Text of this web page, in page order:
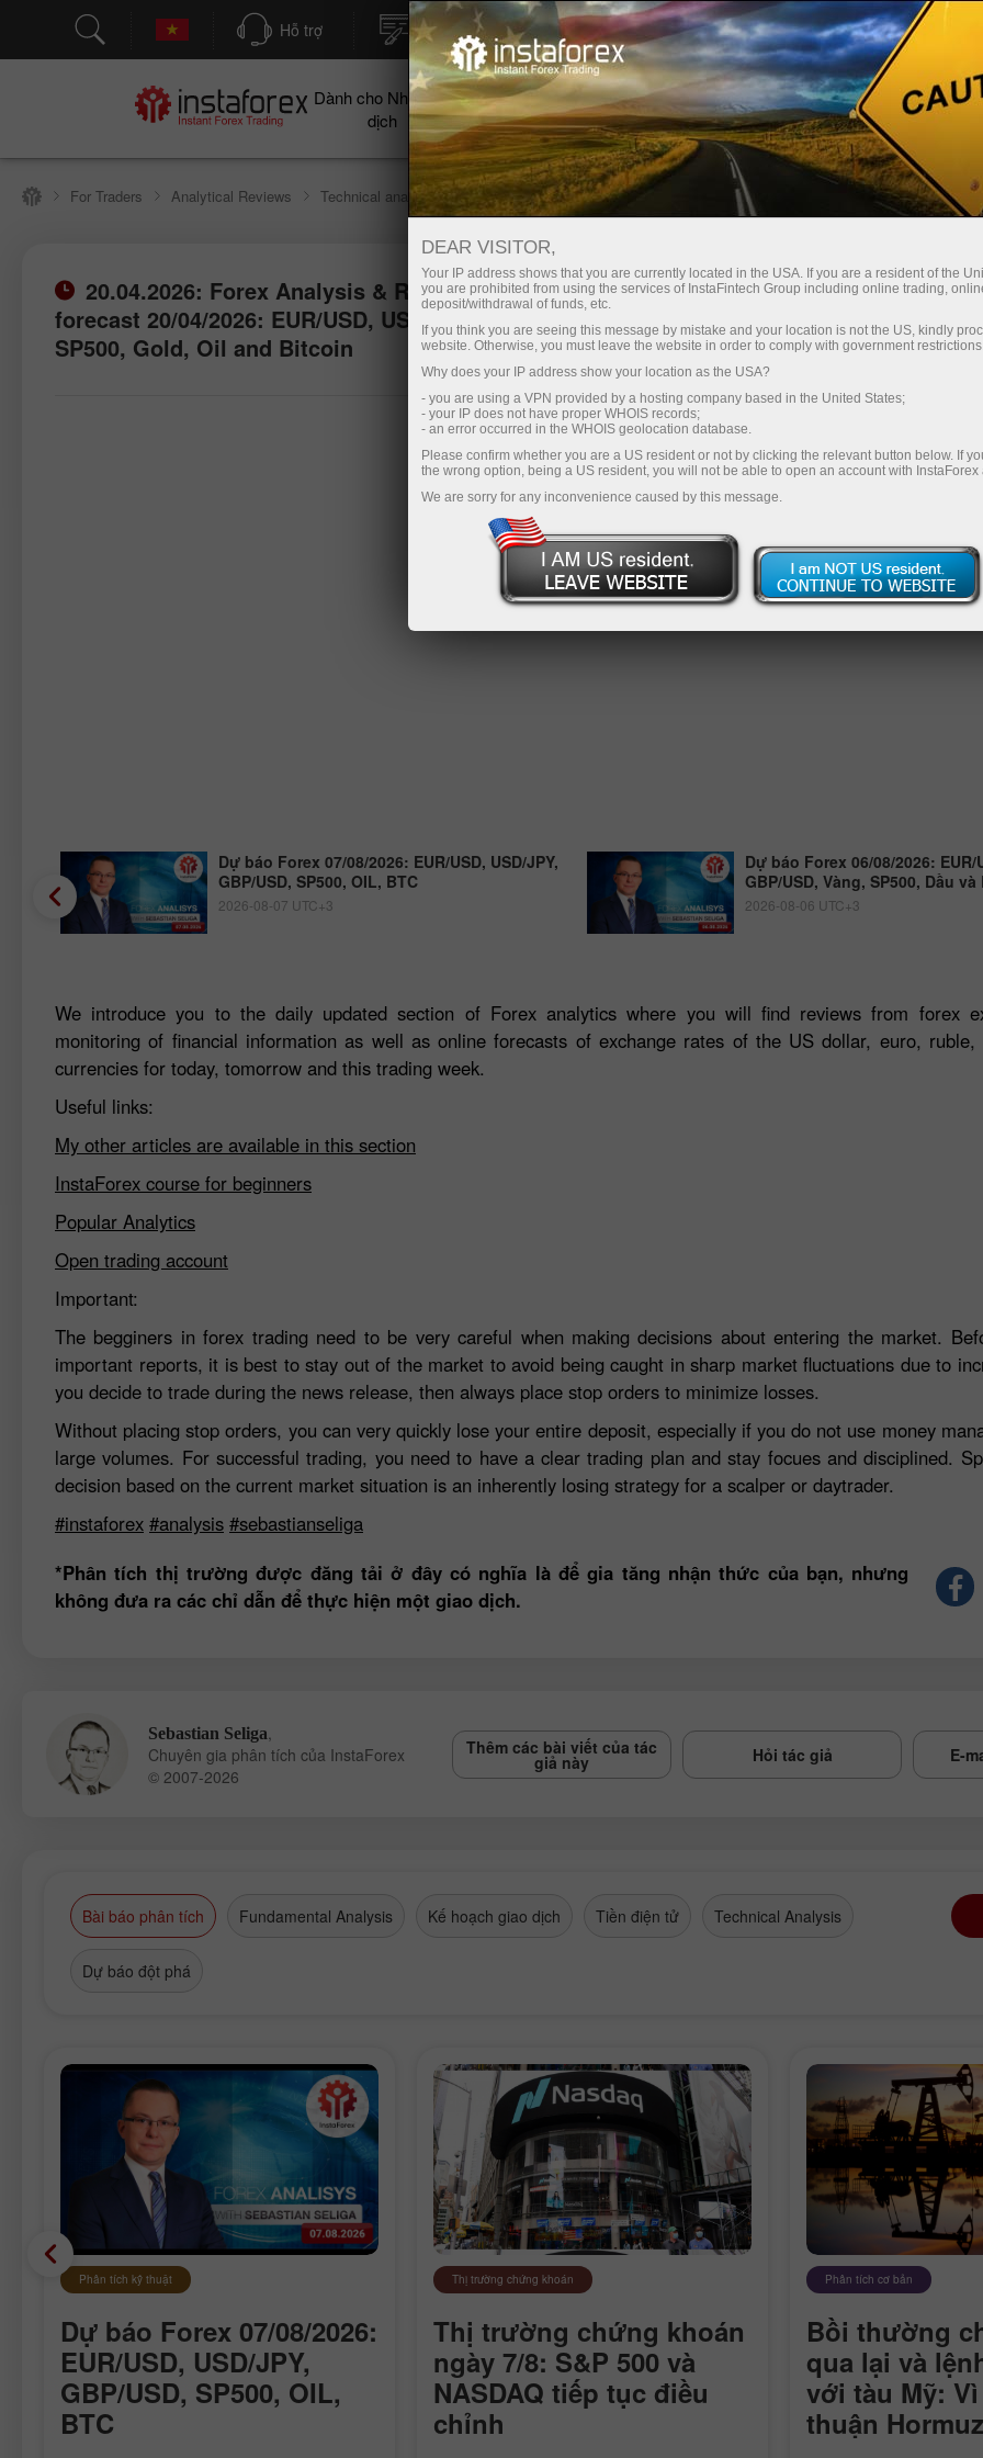
Hỗ trợ Mở tài khoản ngay lập tức Tải nền tảng giao dịch Metatrader
Dành cho Nhà giao
dịch
Cho người mới bắt
đầu
Dành cho nhà đầu
tư
Dành cho đối tác Các
For Traders Analytical Reviews Technical analysis
20.04.2026: Forex Analysis & Reviews: Forex
forecast 20/04/2026: EUR/USD, USD/JPY, GBP/USD,
SP500, Gold, Oil and Bitcoin
Dự báo Forex 07/08/2026: EUR/USD, USD/JPY,
GBP/USD, SP500, OIL, BTC
2026-08-07 UTC+3
Dự báo Forex 06/08/2026: EUR/
GBP/USD, Vàng, SP500, Dầu
2026-08-06 UTC+3
We introduce you to the daily updated section of Forex analytics where you will find reviews from forex
monitoring of financial information as well as online forecasts of exchange rates of the US dollar, euro,
currencies for today, tomorrow and this trading week.
Useful links:
My other articles are available in this section
InstaForex course for beginners
Popular Analytics
Open trading account
Important:
The begginers in forex trading need to be very careful when making decisions about entering the market.
important reports, it is best to stay out of the market to avoid being caught in sharp market fluctuations due to
you decide to trade during the news release, then always place stop orders to minimize losses.
Without placing stop orders, you can very quickly lose your entire deposit, especially if you do not use money
large volumes. For successful trading, you need to have a clear trading plan and stay focues and disciplined.
decision based on the current market situation is an inherently losing strategy for a scalper or daytrader.
#instaforex #analysis #sebastianseliga
*Phân tích thị trường được đăng tải ở đây có nghĩa là để gia tăng nhận thức của bạn, nhưng
không đưa ra các chỉ dẫn để thực hiện một giao dịch.
Sebastian Seliga
Chuyên gia phân tích của InstaForex
© 2007-2026
Thêm các bài viết của tác
giả này Hỏi tác giả E-
Bài báo phân tích Fundamental Analysis Kế hoạch giao dịch Tiền điện tử Technical Analysis
Dự báo đột phá
Phân tích kỹ thuật
Dự báo Forex 07/08/2026:
EUR/USD, USD/JPY,
GBP/USD, SP500, OIL,
BTC
Thị trường chứng khoán
Thị trường chứng khoán
ngày 7/8: S&P 500 và
NASDAQ tiếp tục điều
chỉnh
Phân tích cơ bản
Bồi thường
qua lại và
với tàu Mỹ:
thuận
Mở tài khoản
Mở tài khoản
DEAR VISITOR,
Your IP address shows that you are currently located in the USA. If you are a resident of the
you are prohibited from using the services of InstaFintech Group including online trading,
deposit/withdrawal of funds, etc.
If you think you are seeing this message by mistake and your location is not the US, kindly
website. Otherwise, you must leave the website in order to comply with government
Why does your IP address show your location as the USA?
- you are using a VPN provided by a hosting company based in the United States;
- your IP does not have proper WHOIS records;
- an error occurred in the WHOIS geolocation database.
Please confirm whether you are a US resident or not by clicking the relevant button below. If
the wrong option, being a US resident, you will not be able to open an account with InstaForex
We are sorry for any inconvenience caused by this message.